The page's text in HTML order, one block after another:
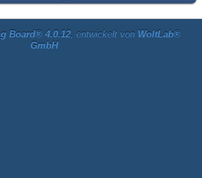
Board® 4.0.12, entwickelt von WoltLab®
GmbH